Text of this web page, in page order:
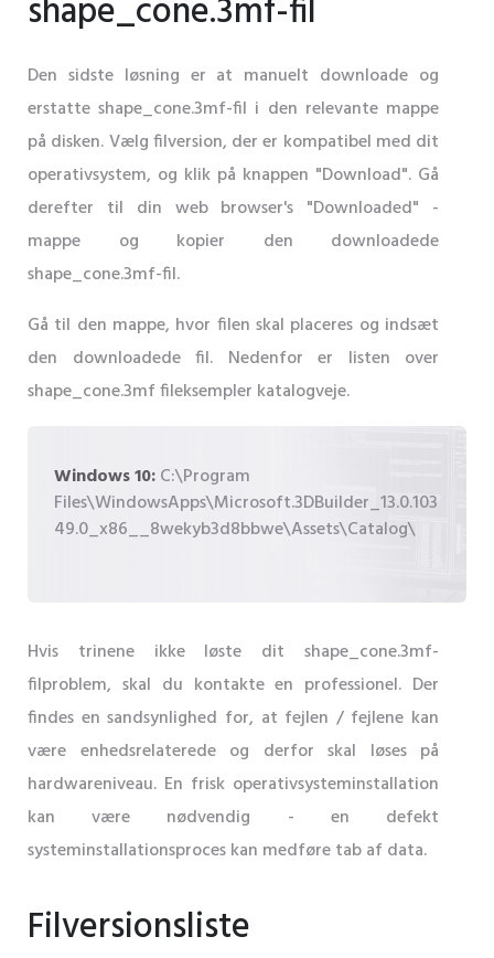
shape_cone.3mf-fil
Den sidste løsning er at manuelt downloade og
erstatte shape_cone.3mf-fil i den relevante mappe
på disken. Vælg filversion, der er kompatibel med dit
operativsystem, og klik på knappen "Download". Gå
derefter til din web browser's "Downloaded" -
mappe og kopier den downloadede
shape_cone.3mf-fil.
Gå til den mappe, hvor filen skal placeres og indsæt
den downloadede fil. Nedenfor er listen over
shape_cone.3mf fileksempler katalogveje.
Windows 10:C:\Program
Files\WindowsApps\Microsoft.3DBuilder_13.0.103
49.0_x86__8wekyb3d8bbwe\Assets\Catalog\
Hvis trinene ikke løste dit shape_cone.3mf-
filproblem, skal du kontakte en professionel. Der
findes en sandsynlighed for, at fejlen / fejlene kan
være enhedsrelaterede og derfor skal løses på
hardwareniveau. En frisk operativsysteminstallation
kan være nødvendig - en defekt
systeminstallationsproces kan medføre tab af data.
Filversionsliste